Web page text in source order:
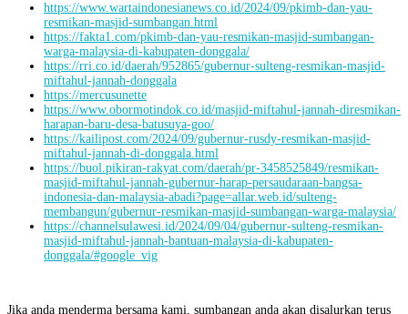
https://www.wartaindonesianews.co.id/2024/09/pkimb-dan-yau-
resmikan-masjid-sumbangan.html
https://fakta1.com/pkimb-dan-yau-resmikan-masjid-sumbangan-
warga-malaysia-di-kabupaten-donggala/
https://rri.co.id/daerah/952865/gubernur-sulteng-resmikan-masjid-
miftahul-jannah-donggala
https://mercusunette
https://www.obormotindok.co.id/masjid-miftahul-jannah-diresmikan-
harapan-baru-desa-batusuya-goo/
https://kailipost.com/2024/09/gubernur-rusdy-resmikan-masjid-
miftahul-jannah-di-donggala.html
https://buol.pikiran-rakyat.com/daerah/pr-3458525849/resmikan-
masjid-miftahul-jannah-gubernur-harap-persaudaraan-bangsa-
indonesia-dan-malaysia-abadi?page=allar.web.id/sulteng-
membangun/gubernur-resmikan-masjid-sumbangan-warga-malaysia/
https://channelsulawesi.id/2024/09/04/gubernur-sulteng-resmikan-
masjid-miftahul-jannah-bantuan-malaysia-di-kabupaten-
donggala/#google_vig
Jika anda menderma bersama kami, sumbangan anda akan disalurkan terus